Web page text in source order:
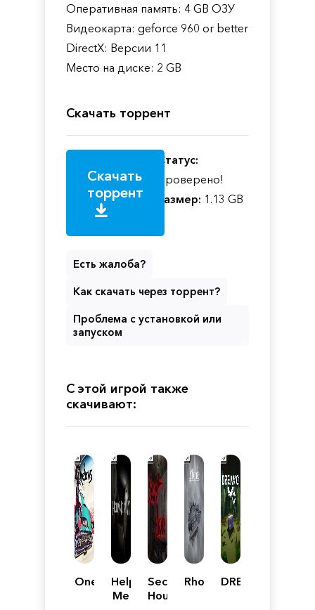
Оперативная память: 4 GB ОЗУ
Видеокарта: geforce 960 or better
DirectX: Версии 11
Место на диске: 2 GB
Скачать торрент
Скачать
торрент
Статус:
Проверено!
Размер: 1.13 GB
Есть жалоба?
Как скачать через торрент?
Проблема с установкой или
запуском
С этой игрой также
скачивают:
OneirosHelp
Me
Secret
House
Rhome DREAMO